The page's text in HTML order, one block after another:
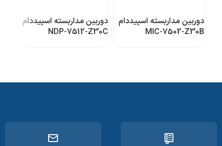
دوربین مداربسته اسپیددام
MIC-7502-Z30B
دوربین مداربسته اسپیددام
NDP-7512-Z30C